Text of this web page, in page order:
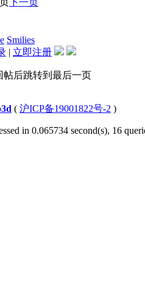
Smilies
| 立即注册
帖后跳转到最后一页
( 沪ICP备19001822号-2 )
in 0.065734 second(s), 16